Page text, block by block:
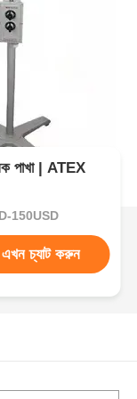
পাখা | ATEX
150USD
এখন চ্যাট করুন